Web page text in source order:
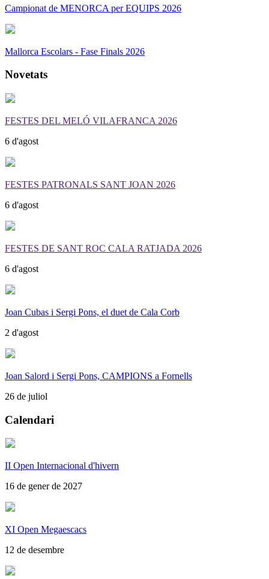
Campionat de MENORCA per EQUIPS 2026
Mallorca Escolars - Fase Finals 2026
Novetats
FESTES DEL MELÓ VILAFRANCA 2026
6 d'agost
FESTES PATRONALS SANT JOAN 2026
6 d'agost
FESTES DE SANT ROC CALA RATJADA 2026
6 d'agost
Joan Cubas i Sergi Pons, el duet de Cala Corb
2 d'agost
Joan Salord i Sergi Pons, CAMPIONS a Fornells
26 de juliol
Calendari
II Open Internacional d'hivern
16 de gener de 2027
XI Open Megaescacs
12 de desembre